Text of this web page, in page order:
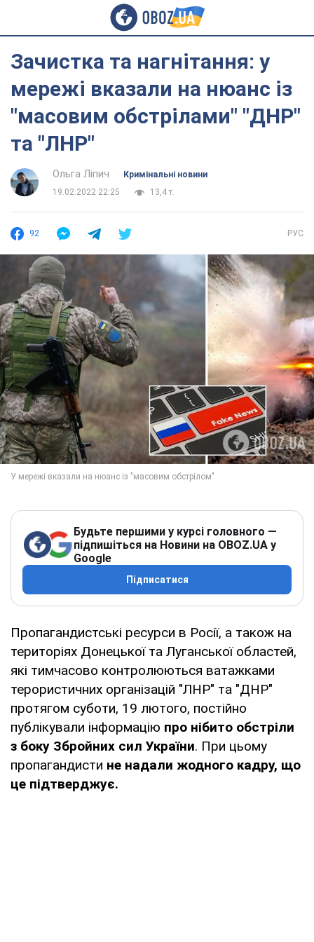
Зачистка та нагнітання: у
мережі вказали на нюанс із
"масовим обстрілами" "ДНР"
та "ЛНР"
Ольга Ліпич
Кримінальні новини
19.02.2022 22:25
13,4 т.
92 РУС
Будьте першими у курсі головного —
підпишіться на Новини на OBOZ.UA у
Google
Підписатися
Пропагандистські ресурси в Росії, а також на
територіях Донецької та Луганської областей,
які тимчасово контролюються ватажками
терористичних організацій "ЛНР" та "ДНР"
протягом суботи, 19 лютого, постійно
публікували інформацію про нібито обстріли
з боку Збройних сил України. При цьому
пропагандисти не надали жодного кадру, що
це підтверджує.